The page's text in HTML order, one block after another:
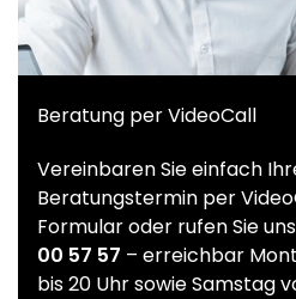
Beratung per VideoCall
Vereinbaren Sie einfach
Beratungstermin per
Formular oder rufen Sie
00 57 57 – erreichbar
bis 20 Uhr sowie Samstag